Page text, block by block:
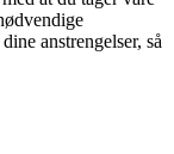
anstrengelser, så